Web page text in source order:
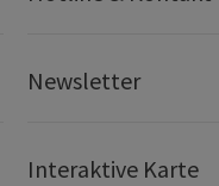
Newsletter
Interaktive Karte